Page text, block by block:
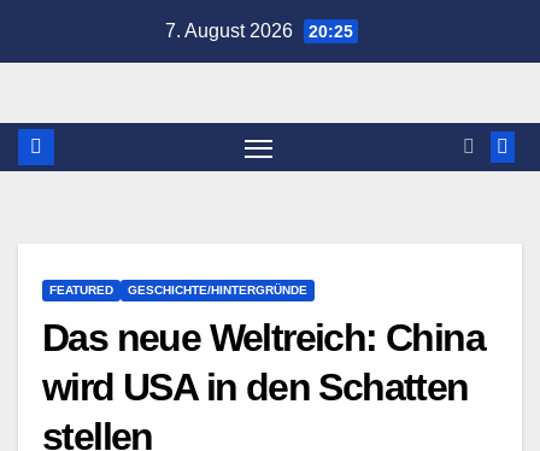
7. August 2026 20:25
FEATURED GESCHICHTE/HINTERGRÜNDE
Das neue Weltreich: China
wird USA in den Schatten
stellen